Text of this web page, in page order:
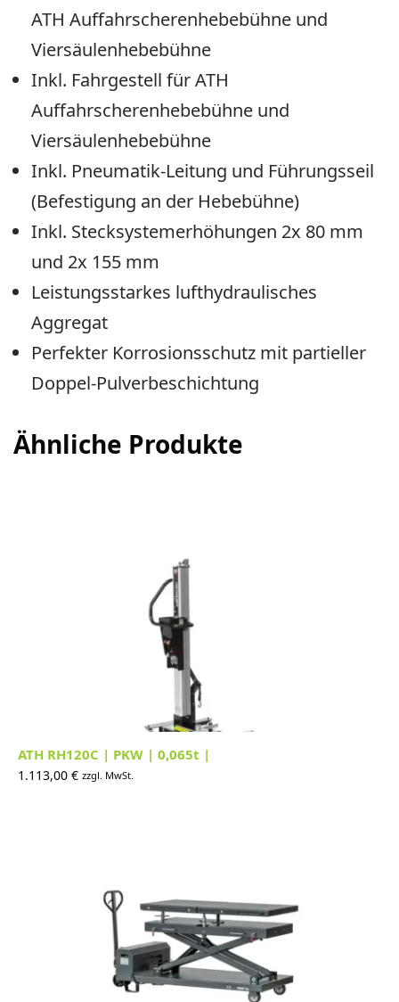
ATH Auffahrscherenhebebühne und
Viersäulenhebebühne
Inkl. Fahrgestell für ATH
Auffahrscherenhebebühne und
Viersäulenhebebühne
Inkl. Pneumatik-Leitung und Führungsseil
(Befestigung an der Hebebühne)
Inkl. Stecksystemerhöhungen 2x 80 mm
und 2x 155 mm
Leistungsstarkes lufthydraulisches
Aggregat
Perfekter Korrosionsschutz mit partieller
Doppel-Pulverbeschichtung
Ähnliche Produkte
ATH RH120C | PKW | 0,065t |
1.113,00 € zzgl. MwSt.